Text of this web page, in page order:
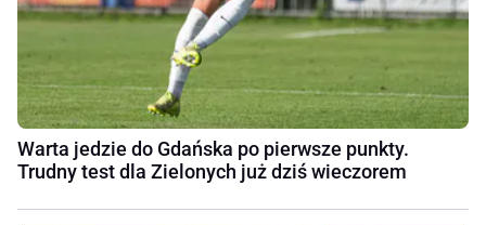
Warta jedzie do Gdańska po pierwsze punkty.
Trudny test dla Zielonych już dziś wieczorem